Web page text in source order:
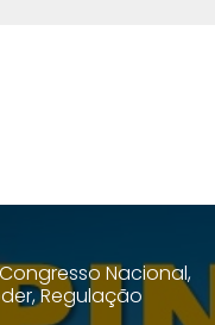
Nacional,
Regulação